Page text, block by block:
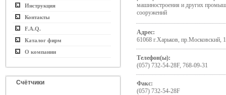
Инструкция
Контакты
F.A.Q.
Каталог фирм
О компании
Счётчики
машиностроения и других
сооружений
Адрес:
61068 г.Харьков, пр.Московский,
Телефон(ы):
(057) 732-54-28F, 768-09-31
Факс:
(057) 732-54-28F